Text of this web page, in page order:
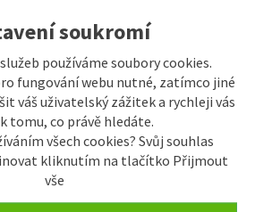
soukromí
používáme soubory cookies.
fungování webu nutné, zatímco jiné
váš uživatelský zážitek a rychleji vás
tomu, co právě hledáte.
všech cookies? Svůj souhlas
kliknutím na tlačítko Přijmout
vše